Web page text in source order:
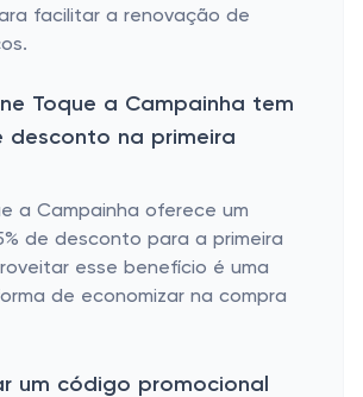
facilitar a renovação de
Toque a Campainha tem
desconto na primeira
a Campainha oferece um
de desconto para a primeira
esse benefício é uma
de economizar na compra
um código promocional